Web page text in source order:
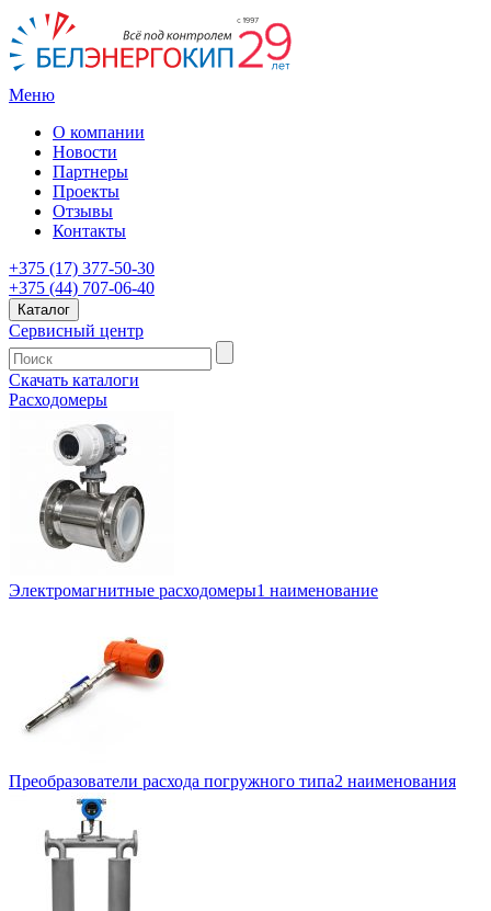
Меню
О компании
Новости
Партнеры
Проекты
Отзывы
Контакты
+375 (17) 377-50-30
+375 (44) 707-06-40
Каталог
Сервисный центр
Скачать каталоги
Расходомеры
Электромагнитные расходомеры1 наименование
Преобразователи расхода погружного типа2 наименования